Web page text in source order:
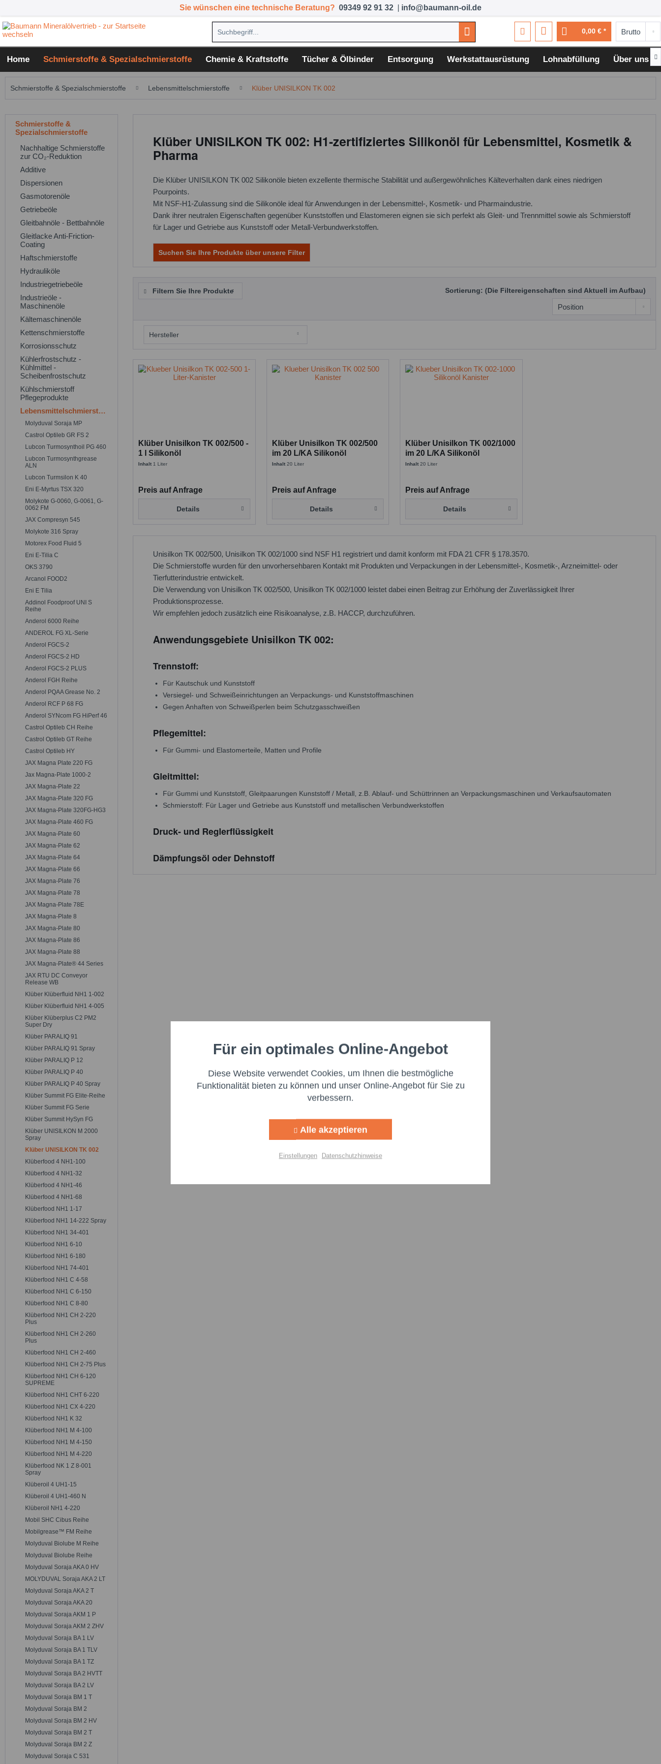
Sie wünschen eine technische Beratung? 09349 92 91 32 info@baumann-oil.de
0,00 € *
Home Schmierstoffe & Spezialschmierstoffe Chemie & Kraftstoffe Tücher & Ölbinder Entsorgung Werkstattausrüstung Lohnabfüllung Über uns 
Schmierstoffe & Spezialschmierstoffe Lebensmittelschmierstoffe Klüber UNISILKON TK 002
Schmierstoffe &
Spezialschmierstoffe
Nachhaltige Schmierstoffe
zur CO₂-Reduktion
Additive
Dispersionen
Gasmotorenöle
Getriebeöle
Gleitbahnöle - Bettbahnöle
Gleitlacke Anti-Friction-
Coating
Haftschmierstoffe
Hydrauliköle
Industriegetriebeöle
Industrieöle -
Maschinenöle
Kältemaschinenöle
Kettenschmierstoffe
Korrosionsschutz
Kühlerfrostschutz -
Kühlmittel -
Scheibenfrostschutz
Kühlschmierstoff
Pflegeprodukte
Lebensmittelschmierstoffe
Molyduval Soraja MP
Castrol Optileb GR FS 2
Lubcon Turmosynthoil PG 460
Lubcon Turmosynthgrease
ALN
Lubcon Turmsilon K 40
Eni E-Myrtus TSX 320
Molykote G-0060, G-0061, G-
0062 FM
JAX Compresyn 545
Molykote 316 Spray
Motorex Food Fluid 5
Eni E-Tilia C
OKS 3790
Arcanol FOOD2
Eni E Tilia
Addinol Foodproof UNI S
Reihe
Anderol 6000 Reihe
ANDEROL FG XL-Serie
Anderol FGCS-2
Anderol FGCS-2 HD
Anderol FGCS-2 PLUS
Anderol FGH Reihe
Anderol PQAA Grease No. 2
Anderol RCF P 68 FG
Anderol SYNcom FG HiPerf 46
Castrol Optileb CH Reihe
Castrol Optileb GT Reihe
Castrol Optileb HY
JAX Magna Plate 220 FG
Jax Magna-Plate 1000-2
JAX Magna-Plate 22
JAX Magna-Plate 320 FG
JAX Magna-Plate 320FG-HG3
JAX Magna-Plate 460 FG
JAX Magna-Plate 60
JAX Magna-Plate 62
JAX Magna-Plate 64
JAX Magna-Plate 66
JAX Magna-Plate 76
JAX Magna-Plate 78
JAX Magna-Plate 78E
JAX Magna-Plate 8
JAX Magna-Plate 80
JAX Magna-Plate 86
JAX Magna-Plate 88
JAX Magna-Plate® 44 Series
JAX RTU DC Conveyor
Release WB
Klüber Klüberfluid NH1 1-002
Klüber Klüberfluid NH1 4-005
Klüber Klüberplus C2 PM2
Super Dry
Klüber PARALIQ 91
Klüber PARALIQ 91 Spray
Klüber PARALIQ P 12
Klüber PARALIQ P 40
Klüber PARALIQ P 40 Spray
Klüber Summit FG Elite-Reihe
Klüber Summit FG Serie
Klüber Summit HySyn FG
Klüber UNISILKON M 2000
Spray
Klüber UNISILKON TK 002
Klüberfood 4 NH1-100
Klüberfood 4 NH1-32
Klüberfood 4 NH1-46
Klüberfood 4 NH1-68
Klüberfood NH1 1-17
Klüberfood NH1 14-222 Spray
Klüberfood NH1 34-401
Klüberfood NH1 6-10
Klüberfood NH1 6-180
Klüberfood NH1 74-401
Klüberfood NH1 C 4-58
Klüberfood NH1 C 6-150
Klüberfood NH1 C 8-80
Klüberfood NH1 CH 2-220
Plus
Klüberfood NH1 CH 2-260
Plus
Klüberfood NH1 CH 2-460
Klüberfood NH1 CH 2-75 Plus
Klüberfood NH1 CH 6-120
SUPREME
Klüberfood NH1 CHT 6-220
Klüberfood NH1 CX 4-220
Klüberfood NH1 K 32
Klüberfood NH1 M 4-100
Klüberfood NH1 M 4-150
Klüberfood NH1 M 4-220
Klüberfood NK 1 Z 8-001
Spray
Klüberoil 4 UH1-15
Klüberoil 4 UH1-460 N
Klüberoil NH1 4-220
Mobil SHC Cibus Reihe
Mobilgrease™ FM Reihe
Molyduval Biolube M Reihe
Molyduval Biolube Reihe
Molyduval Soraja AKA 0 HV
MOLYDUVAL Soraja AKA 2 LT
Molyduval Soraja AKA 2 T
Molyduval Soraja AKA 20
Molyduval Soraja AKM 1 P
Molyduval Soraja AKM 2 ZHV
Molyduval Soraja BA 1 LV
Molyduval Soraja BA 1 TLV
Molyduval Soraja BA 1 TZ
Molyduval Soraja BA 2 HVTT
Molyduval Soraja BA 2 LV
Molyduval Soraja BM 1 T
Molyduval Soraja BM 2
Molyduval Soraja BM 2 HV
Molyduval Soraja BM 2 T
Molyduval Soraja BM 2 Z
Molyduval Soraja C 531
Klüber UNISILKON TK 002: H1-zertifiziertes Silikonöl für Lebensmittel, Kosmetik &
Pharma
Die Klüber UNISILKON TK 002 Silikonöle bieten exzellente thermische Stabilität und außergewöhnliches Kälteverhalten dank eines niedrigen
Pourpoints.
Mit NSF-H1-Zulassung sind die Silikonöle ideal für Anwendungen in der Lebensmittel-, Kosmetik- und Pharmaindustrie.
Dank ihrer neutralen Eigenschaften gegenüber Kunststoffen und Elastomeren eignen sie sich perfekt als Gleit- und Trennmittel sowie als Schmierstoff
für Lager und Getriebe aus Kunststoff oder Metall-Verbundwerkstoffen.
Suchen Sie Ihre Produkte über unsere Filter
Filtern Sie Ihre Produkte Sortierung: (Die Filtereigenschaften sind Aktuell im Aufbau)
Hersteller
Klüber Unisilkon TK 002/500 -
1 l Silikonöl
Inhalt 1 Liter
Preis auf Anfrage
Details
Klüber Unisilkon TK 002/500
im 20 L/KA Silikonöl
Inhalt 20 Liter
Preis auf Anfrage
Details
Klüber Unisilkon TK 002/1000
im 20 L/KA Silikonöl
Inhalt20 Liter
Preis auf Anfrage
Details
Unisilkon TK 002/500, Unisilkon TK 002/1000 sind NSF H1 registriert und damit konform mit FDA 21 CFR § 178.3570.
Die Schmierstoffe wurden für den unvorhersehbaren Kontakt mit Produkten und Verpackungen in der Lebensmittel-, Kosmetik-, Arzneimittel- oder
Tierfutterindustrie entwickelt.
Die Verwendung von Unisilkon TK 002/500, Unisilkon TK 002/1000 leistet dabei einen Beitrag zur Erhöhung der Zuverlässigkeit Ihrer
Produktionsprozesse.
Wir empfehlen jedoch zusätzlich eine Risikoanalyse, z.B. HACCP, durchzuführen.
Anwendungsgebiete Unisilkon TK 002:
Trennstoff:
Für Kautschuk und Kunststoff
Versiegel- und Schweißeinrichtungen an Verpackungs- und Kunststoffmaschinen
Gegen Anhaften von Schweißperlen beim Schutzgasschweißen
Pflegemittel:
Für Gummi- und Elastomerteile, Matten und Profile
Gleitmittel:
Für Gummi und Kunststoff, Gleitpaarungen Kunststoff / Metall, z.B. Ablauf- und Schüttrinnen an Verpackungsmaschinen und Verkaufsautomaten
Schmierstoff: Für Lager und Getriebe aus Kunststoff und metallischen Verbundwerkstoffen
Druck- und Reglerflüssigkeit
Dämpfungsöl oder Dehnstoff
Funktionale Aktiv
Marketing Aktiv
Für ein optimales Online-Angebot
Diese Website verwendet Cookies, um Ihnen die bestmögliche
Funktionalität bieten zu können und unser Online-Angebot für Sie zu
verbessern.
Alle akzeptieren
Einstellungen Datenschutzhinweise